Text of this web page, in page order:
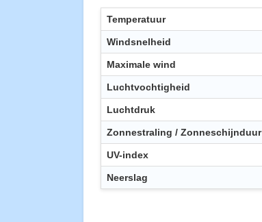
Temperatuur
Windsnelheid
Maximale wind
Luchtvochtigheid
Luchtdruk
Zonnestraling / Zonneschijnduur
UV-index
Neerslag